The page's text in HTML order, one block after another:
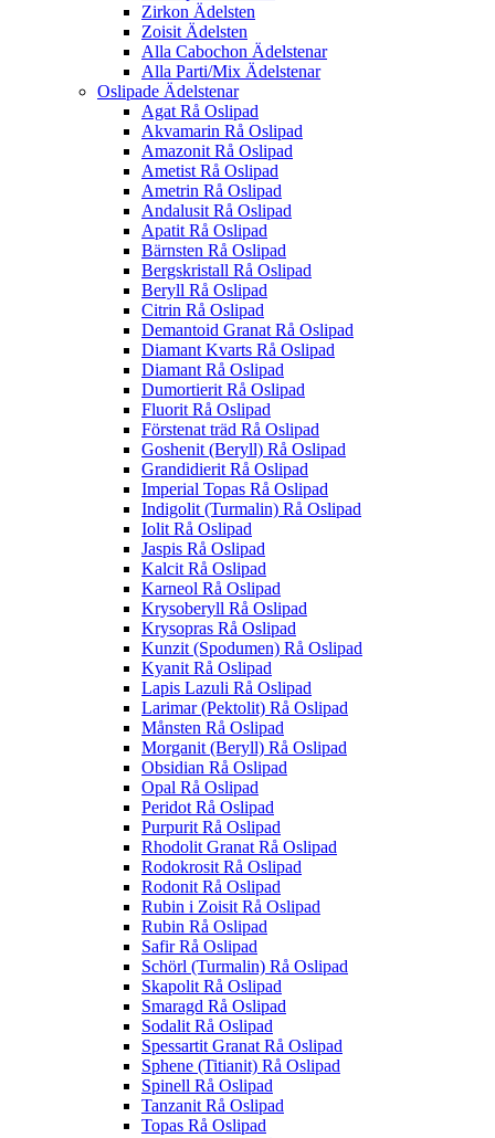
Zirkon Ädelsten
Zoisit Ädelsten
Alla Cabochon Ädelstenar
Alla Parti/Mix Ädelstenar
Oslipade Ädelstenar
Agat Rå Oslipad
Akvamarin Rå Oslipad
Amazonit Rå Oslipad
Ametist Rå Oslipad
Ametrin Rå Oslipad
Andalusit Rå Oslipad
Apatit Rå Oslipad
Bärnsten Rå Oslipad
Bergskristall Rå Oslipad
Beryll Rå Oslipad
Citrin Rå Oslipad
Demantoid Granat Rå Oslipad
Diamant Kvarts Rå Oslipad
Diamant Rå Oslipad
Dumortierit Rå Oslipad
Fluorit Rå Oslipad
Förstenat träd Rå Oslipad
Goshenit (Beryll) Rå Oslipad
Grandidierit Rå Oslipad
Imperial Topas Rå Oslipad
Indigolit (Turmalin) Rå Oslipad
Iolit Rå Oslipad
Jaspis Rå Oslipad
Kalcit Rå Oslipad
Karneol Rå Oslipad
Krysoberyll Rå Oslipad
Krysopras Rå Oslipad
Kunzit (Spodumen) Rå Oslipad
Kyanit Rå Oslipad
Lapis Lazuli Rå Oslipad
Larimar (Pektolit) Rå Oslipad
Månsten Rå Oslipad
Morganit (Beryll) Rå Oslipad
Obsidian Rå Oslipad
Opal Rå Oslipad
Peridot Rå Oslipad
Purpurit Rå Oslipad
Rhodolit Granat Rå Oslipad
Rodokrosit Rå Oslipad
Rodonit Rå Oslipad
Rubin i Zoisit Rå Oslipad
Rubin Rå Oslipad
Safir Rå Oslipad
Schörl (Turmalin) Rå Oslipad
Skapolit Rå Oslipad
Smaragd Rå Oslipad
Sodalit Rå Oslipad
Spessartit Granat Rå Oslipad
Sphene (Titianit) Rå Oslipad
Spinell Rå Oslipad
Tanzanit Rå Oslipad
Topas Rå Oslipad